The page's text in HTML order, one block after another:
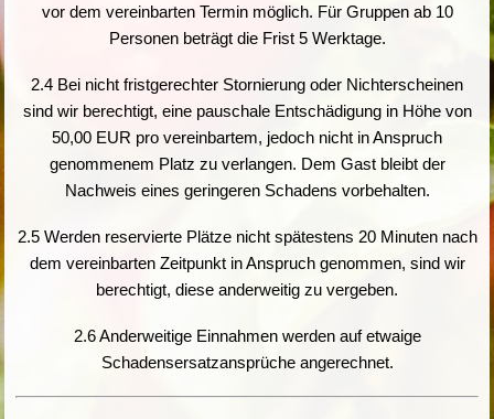
vor dem vereinbarten Termin möglich. Für Gruppen ab 10
Personen beträgt die Frist 5 Werktage.
2.4 Bei nicht fristgerechter Stornierung oder Nichterscheinen
sind wir berechtigt, eine pauschale Entschädigung in Höhe von
50,00 EUR pro vereinbartem, jedoch nicht in Anspruch
genommenem Platz zu verlangen. Dem Gast bleibt der
Nachweis eines geringeren Schadens vorbehalten.
2.5 Werden reservierte Plätze nicht spätestens 20 Minuten nach
dem vereinbarten Zeitpunkt in Anspruch genommen, sind wir
berechtigt, diese anderweitig zu vergeben.
2.6 Anderweitige Einnahmen werden auf etwaige
Schadensersatzansprüche angerechnet.